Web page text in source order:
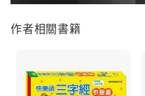
作者相關書籍